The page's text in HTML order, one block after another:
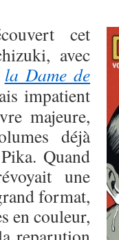
cet
avec
la Dame de
impatient
majeure,
déjà
Quand
une
format,
en couleur,